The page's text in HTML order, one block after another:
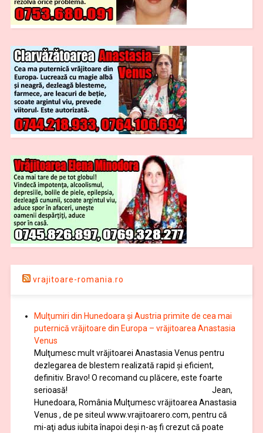
vrajitoare-romania.ro
Mulţumiri din Hunedoara și Austria primite de cea mai
puternică vrăjitoare din Europa – vrăjitoarea Anastasia
Venus
Mulţumesc mult vrăjitoarei Anastasia Venus pentru
dezlegarea de blestem realizată rapid și eficient,
definitiv. Bravo! O recomand cu plăcere, este foarte
serioasă! Jean,
Hunedoara, România Mulţumesc vrăjitoarea Anastasia
Venus , de pe siteul www.vrajitoarero.com, pentru că
mi-aţi adus iubita înapoi deşi n-aş fi crezut că poate